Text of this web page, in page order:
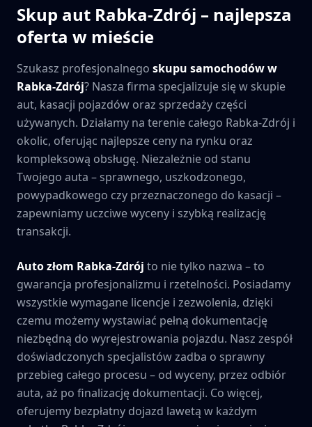
Skup aut Rabka-Zdrój – najlepsza
oferta w mieście
Szukasz profesjonalnego skupu samochodów w
Rabka-Zdrój? Nasza firma specjalizuje się w skupie
aut, kasacji pojazdów oraz sprzedaży części
używanych. Działamy na terenie całego Rabka-Zdrój i
okolic, oferując najlepsze ceny na rynku oraz
kompleksową obsługę. Niezależnie od stanu
Twojego auta – sprawnego, uszkodzonego,
powypadkowego czy przeznaczonego do kasacji –
zapewniamy uczciwe wyceny i szybką realizację
transakcji.
Auto złom Rabka-Zdrój to nie tylko nazwa – to
gwarancja profesjonalizmu i rzetelności. Posiadamy
wszystkie wymagane licencje i zezwolenia, dzięki
czemu możemy wystawiać pełną dokumentację
niezbędną do wyrejestrowania pojazdu. Nasz zespół
doświadczonych specjalistów zadba o sprawny
przebieg całego procesu – od wyceny, przez odbiór
auta, aż po finalizację dokumentacji. Co więcej,
oferujemy bezpłatny dojazd lawetą w każdym